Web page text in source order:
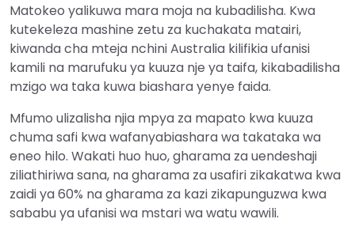
Matokeo yalikuwa mara moja na kubadilisha. Kwa
kutekeleza mashine zetu za kuchakata matairi,
kiwanda cha mteja nchini Australia kilifikia ufanisi
kamili na marufuku ya kuuza nje ya taifa, kikabadilisha
mzigo wa taka kuwa biashara yenye faida.
Mfumo ulizalisha njia mpya za mapato kwa kuuza
chuma safi kwa wafanyabiashara wa takataka wa
eneo hilo. Wakati huo huo, gharama za uendeshaji
ziliathiriwa sana, na gharama za usafiri zikakatwa kwa
zaidi ya 60% na gharama za kazi zikapunguzwa kwa
sababu ya ufanisi wa mstari wa watu wawili.